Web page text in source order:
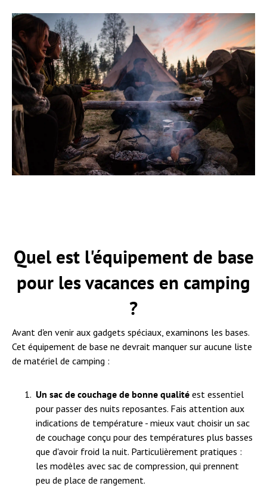
Quel est l'équipement de base
pour les vacances en camping
?
Avant d'en venir aux gadgets spéciaux, examinons les bases.
Cet équipement de base ne devrait manquer sur aucune liste
de matériel de camping :
Un sac de couchage de bonne qualité est essentiel
pour passer des nuits reposantes. Fais attention aux
indications de température - mieux vaut choisir un sac
de couchage conçu pour des températures plus basses
que d'avoir froid la nuit. Particulièrement pratiques :
les modèles avec sac de compression, qui prennent
peu de place de rangement.